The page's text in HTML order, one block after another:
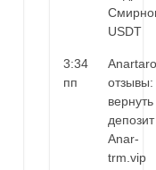
USDT
3:34
пп
отзывы:
вернуть
Anar-
trm.vip